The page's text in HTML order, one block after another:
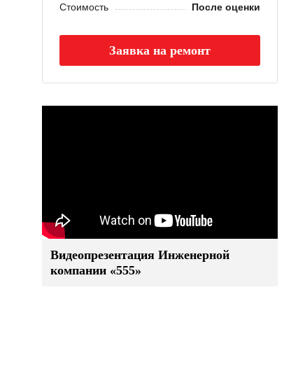
Стоимость После оценки
Заявка на ремонт
Видеопрезентация Инженерной
компании «555»